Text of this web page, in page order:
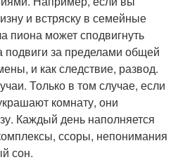
и встряску в семейные
пиона может сподвигнуть
за пределами общей
и как следствие, развод.
Только в том случае, если
комнату, они
Каждый день наполняется
ссоры, непонимания
сон.